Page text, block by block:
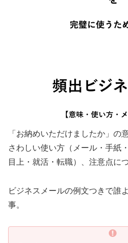
「お納めいただけましたか」の
さわしい使い方（メール・手紙
目上・就活・転職）、注意点につ
ビジネスメールの例文つきで誰
事。